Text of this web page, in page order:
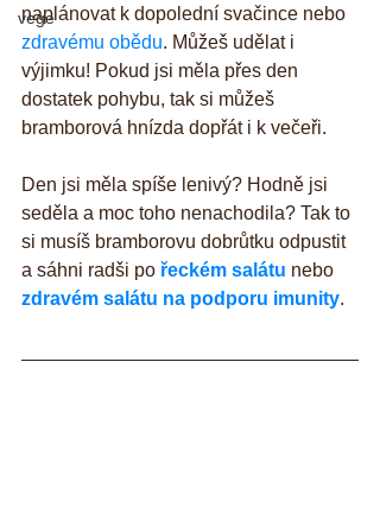
vege
naplánovat k dopolední svačince nebo
zdravému obědu. Můžeš udělat i
výjimku! Pokud jsi měla přes den
dostatek pohybu, tak si můžeš
bramborová hnízda dopřát i k večeři.
Den jsi měla spíše lenivý? Hodně jsi
seděla a moc toho nenachodila? Tak to
si musíš bramborovu dobrůtku odpustit
a sáhni radši po řeckém salátu nebo
zdravém salátu na podporu imunity.